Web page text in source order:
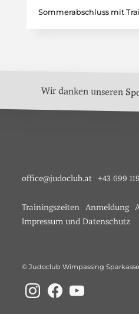
Sommerabschluss mit
Wir danken unseren
office@judoclub.at +43 699
© Judoclub Wimpassing
Trainingszeiten Anmeldung
Impressum und Datenschutz